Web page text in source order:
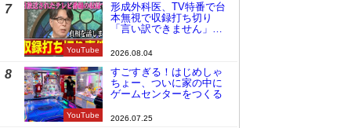
7
YouTube
形成外科医、TV特番で台
本無視で収録打ち切り
「言い訳できません」と
2026.08.04
8
YouTube
すごすぎる！はじめしゃ
ちょー、ついに家の中に
ゲームセンターをつくる
2026.07.25